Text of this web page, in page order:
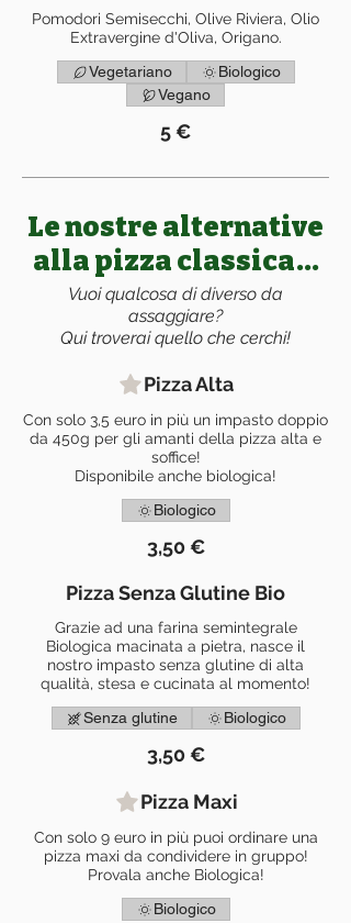
Pomodori Semisecchi, Olive Riviera, Olio
Extravergine d'Oliva, Origano.
5 €
Vegetariano
Biologico
Vegano
Le nostre alternative
alla pizza classica...
Vuoi qualcosa di diverso da
assaggiare?
Qui troverai quello che cerchi!
Pizza Alta
Con solo 3,5 euro in più un impasto doppio
da 450g per gli amanti della pizza alta e
soffice!
Disponibile anche biologica!
3,50 €
Biologico
Pizza Senza Glutine Bio
Grazie ad una farina semintegrale
Biologica macinata a pietra, nasce il
nostro impasto senza glutine di alta
qualità, stesa e cucinata al momento!
3,50 €
Senza glutine Biologico
Pizza Maxi
Con solo 9 euro in più puoi ordinare una
pizza maxi da condividere in gruppo!
Provala anche Biologica!
Biologico